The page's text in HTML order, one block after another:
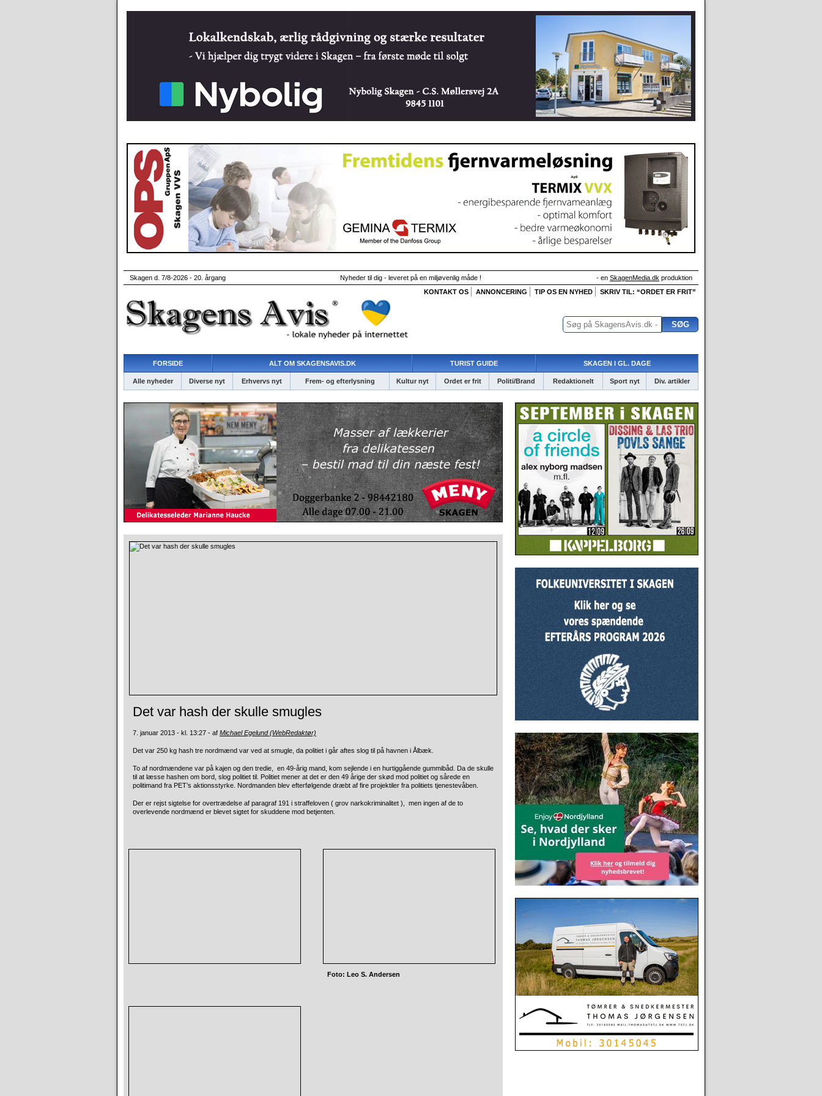
Skagen d. 7/8-2026 - 20. årgang Nyheder til dig - leveret på en miljøvenlig måde ! - en SkagenMedia.dk produktion
KONTAKT OS
ANNONCERING TIP OS EN NYHED SKRIV TIL: “ORDET ER FRIT”
FORSIDE ALT OM SKAGENSAVIS.DK TURIST GUIDE SKAGEN I GL. DAGE
Alle nyheder Diverse nyt Erhvervs nyt Frem- og efterlysning Kultur nyt Ordet er frit Politi/Brand Redaktionelt Sport nyt Div. artikler
Det var hash der skulle smugles
7. januar 2013 - kl. 13:27 - af Michael Egelund (WebRedaktør)
Det var 250 kg hash tre nordmænd var ved at smugle, da politiet i går aftes slog til på havnen i Ålbæk.
To af nordmændene var på kajen og den tredie, en 49-årig mand, kom sejlende i en hurtiggående gummibåd. Da de skulle
til at læsse hashen om bord, slog politiet til. Politiet mener at det er den 49 årige der skød mod politiet og sårede en
politimand fra PET’s aktionsstyrke. Nordmanden blev efterfølgende dræbt af fire projektiler fra politiets tjenestevåben.
Der er rejst sigtelse for overtrædelse af paragraf 191 i straffeloven ( grov narkokriminalitet ), men ingen af de to
overlevende nordmænd er blevet sigtet for skuddene mod betjenten.
Foto: Leo S. Andersen